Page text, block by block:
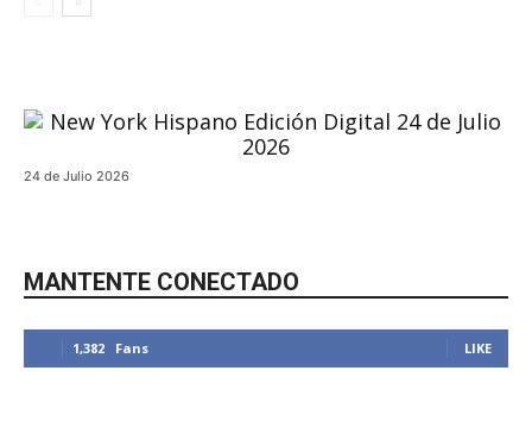
24 de Julio 2026
MANTENTE CONECTADO
1,382 Fans LIKE